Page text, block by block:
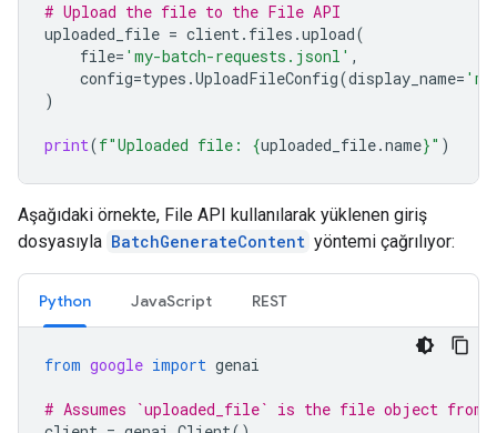
# Upload the file to the File API
uploaded_file = client. files .upload(
file= 'my-batch-requests.jsonl' ,
config=types .UploadFileConfig(display_name=
)
print(f"Uploaded file: {uploaded_file.name}" )
Aşağıdaki örnekte, File API kullanılarak yüklenen giriş
dosyasıyla BatchGenerateContent yöntemi çağrılıyor:
Python JavaScript REST
from google import genai
# Assumes `uploaded_file` is the file object from